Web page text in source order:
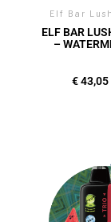
Elf Bar
ELF BAR
–
€43,05